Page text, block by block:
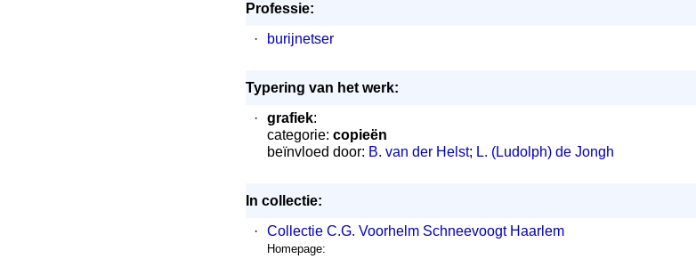
Professie:
·
burijnetser
Typering van het werk:
·
grafiek:
categorie: copieën
beïnvloed door: B. van der Helst; L. (Ludolph) de Jongh
In collectie:
·
Collectie C.G. Voorhelm Schneevoogt Haarlem
Homepage: